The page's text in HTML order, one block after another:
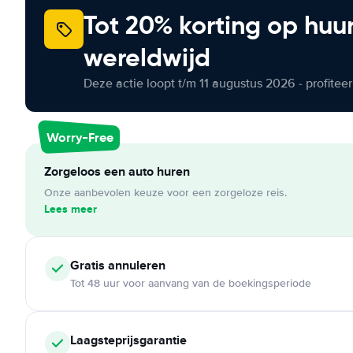
Tot 20% korting op
wereldwijd
Deze actie loopt t/m 11 augustus 2026 -
Worry-Free
Zorgeloos een auto huren
Onze aanbevolen keuze voor een zorgeloze reis.
Lees meer
Gratis annuleren
Tot 48 uur voor aanvang van de boekingsperiode
Laagsteprijsgarantie